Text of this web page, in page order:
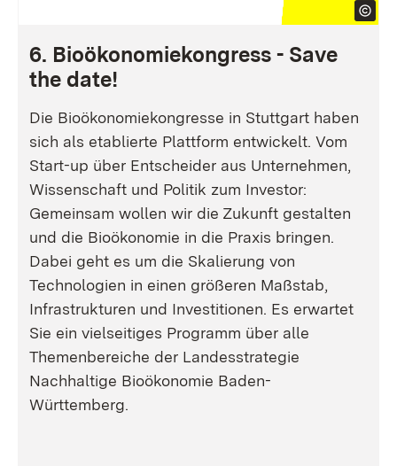
6. Bioökonomiekongress - Save
the date!
Die Bioökonomiekongresse in Stuttgart haben
sich als etablierte Plattform entwickelt. Vom
Start-up über Entscheider aus Unternehmen,
Wissenschaft und Politik zum Investor:
Gemeinsam wollen wir die Zukunft gestalten
und die Bioökonomie in die Praxis bringen.
Dabei geht es um die Skalierung von
Technologien in einen größeren Maßstab,
Infrastrukturen und Investitionen. Es erwartet
Sie ein vielseitiges Programm über alle
Themenbereiche der Landesstrategie
Nachhaltige Bioökonomie Baden-
Württemberg.